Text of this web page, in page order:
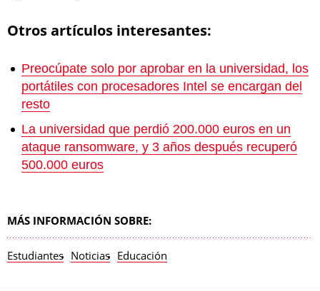
Otros artículos interesantes:
Preocúpate solo por aprobar en la universidad, los
portátiles con procesadores Intel se encargan del
resto
La universidad que perdió 200.000 euros en un
ataque ransomware, y 3 años después recuperó
500.000 euros
MÁS INFORMACIÓN SOBRE:
Estudiantes Noticias Educación